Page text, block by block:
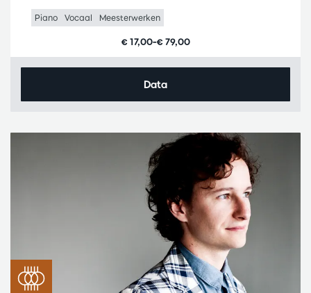
Piano Vocaal Meesterwerken
€ 17,00–€ 79,00
Data